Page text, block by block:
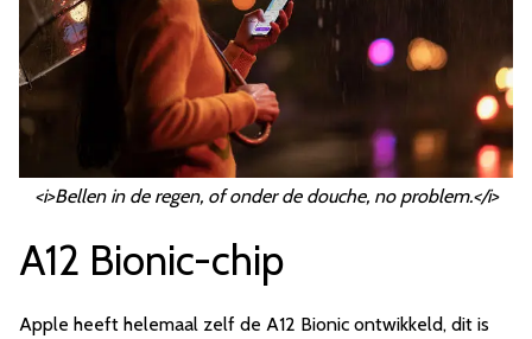
<i>Bellen in de regen, of onder de douche, no problem.</i>
A12 Bionic-chip
Apple heeft helemaal zelf de A12 Bionic ontwikkeld, dit is